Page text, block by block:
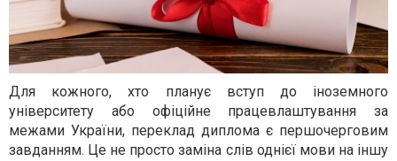
Для кожного, хто планує вступ до іноземного
університету або офіційне працевлаштування за
межами України, переклад диплома є першочерговим
завданням. Це не просто заміна слів однієї мови на іншу